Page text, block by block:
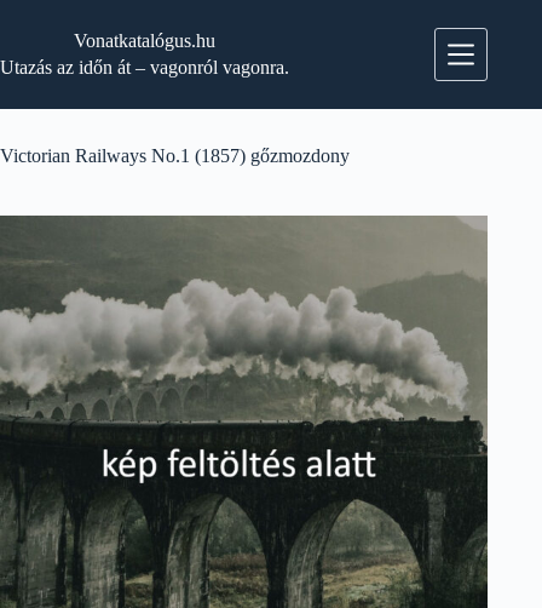
Vonatkatalógus.hu
Utazás az időn át – vagonról vagonra.
Victorian Railways No.1 (1857) gőzmozdony